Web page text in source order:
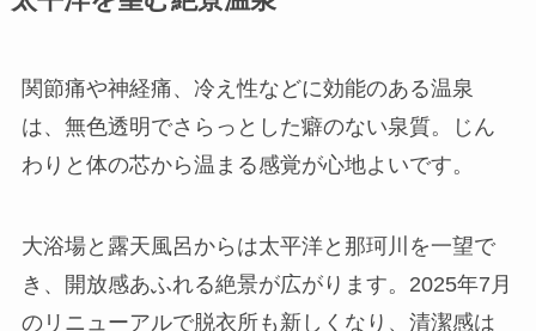
関節痛や神経痛、冷え性などに効能のある温泉
は、無色透明でさらっとした癖のない泉質。じん
わりと体の芯から温まる感覚が心地よいです。
大浴場と露天風呂からは太平洋と那珂川を一望で
き、開放感あふれる絶景が広がります。2025年7月
のリニューアルで脱衣所も新しくなり、清潔感は